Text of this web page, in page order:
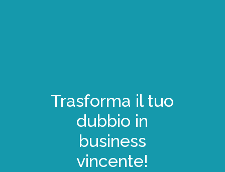
Trasforma il tuo
dubbio in
business
vincente!